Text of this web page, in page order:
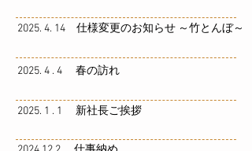
2025. 4. 14 仕様変更のお知らせ ～竹とんぼ～
2025. 4 . 4 春の訪れ
2025. 1 . 1 新社長ご挨拶